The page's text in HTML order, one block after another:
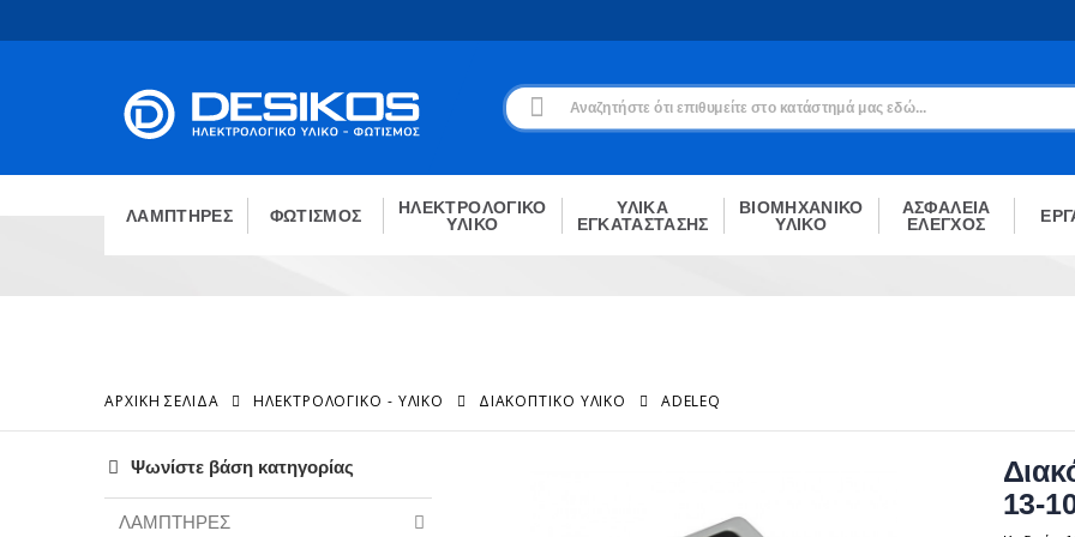
Εγγραφή
Δεν είσαι μέλος;
ΕΓΓΡΑΦΉ
ΛΑΜΠΤΗΡΕΣ ΦΩΤΙΣΜΟΣ
ΗΛΕΚΤΡΟΛΟΓΙΚΟ
ΥΛΙΚΟ
ΥΛΙΚΑ
ΕΓΚΑΤΑΣΤΑΣΗΣ
ΒΙΟΜΗΧΑΝΙΚΟ
ΥΛΙΚΟ
ΑΣΦΑΛΕΙΑ
ΕΛΕΓΧΟΣ
ΑΡΧΙΚΉ ΣΕΛΊΔΑ ΗΛΕΚΤΡΟΛΟΓΙΚΟ - ΥΛΙΚΟ ΔΙΑΚΟΠΤΙΚΌ ΥΛΙΚΌ ADELEQ
Ψωνίστε βάση κατηγορίας
ΛΑΜΠΤΗΡΕΣ
13-